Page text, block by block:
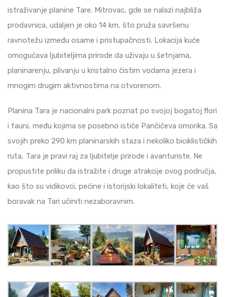
istraživanje planine Tare. Mitrovac, gde se nalazi najbliža
prodavnica, udaljen je oko 14 km, što pruža savršenu
ravnotežu između osame i pristupačnosti. Lokacija kuće
omogućava ljubiteljima prirode da uživaju u šetnjama,
planinarenju, plivanju u kristalno čistim vodama jezera i
mnogim drugim aktivnostima na otvorenom.
Planina Tara je nacionalni park poznat po svojoj bogatoj flori
i fauni, među kojima se posebno ističe Pančićeva omorika. Sa
svojih preko 290 km planinarskih staza i nekoliko biciklističkih
ruta, Tara je pravi raj za ljubitelje prirode i avanturiste. Ne
propustite priliku da istražite i druge atrakcije ovog područja,
kao što su vidikovci, pećine i istorijski lokaliteti, koje će vaš
boravak na Tari učiniti nezaboravnim​​​​.